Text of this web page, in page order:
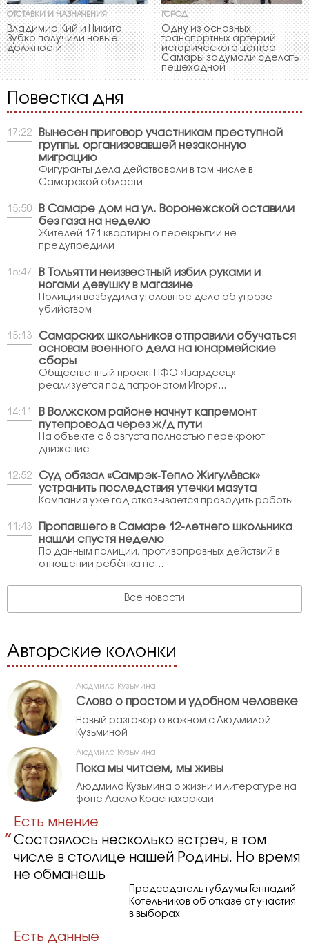
ОТСТАВКИ И НАЗНАЧЕНИЯ
Владимир Кий и Никита
Зубко получили новые
должности
ГОРОД
Одну из основных
транспортных артерий
исторического центра
Самары задумали сделать
пешеходной
Повестка дня
17:22
Вынесен приговор участникам преступной
группы, организовавшей незаконную
миграцию
Фигуранты дела действовали в том числе в
Самарской области
15:50
В Самаре дом на ул. Воронежской оставили
без газа на неделю
Жителей 171 квартиры о перекрытии не
предупредили
15:47
В Тольятти неизвестный избил руками и
ногами девушку в магазине
Полиция возбудила уголовное дело об угрозе
убийством
15:13
Самарских школьников отправили обучаться
основам военного дела на юнармейские
сборы
Общественный проект ПФО «Гвардеец»
реализуется под патронатом Игоря...
14:11
В Волжском районе начнут капремонт
путепровода через ж/д пути
На объекте с 8 августа полностью перекроют
движение
12:52
Суд обязал «Самрэк‑Тепло Жигулёвск»
устранить последствия утечки мазута
Компания уже год отказывается проводить работы
11:43
Пропавшего в Самаре 12-летнего школьника
нашли спустя неделю
По данным полиции, противоправных действий в
отношении ребёнка не...
Все новости
Авторские колонки
Людмила Кузьмина
Слово о простом и удобном человеке
Новый разговор о важном с Людмилой
Кузьминой
Людмила Кузьмина
Пока мы читаем, мы живы
Людмила Кузьмина о жизни и литературе на
фоне Ласло Краснахоркаи
Есть мнение
Состоялось несколько встреч, в том
числе в столице нашей Родины. Но время
не обманешь
Председатель губдумы Геннадий
Котельников об отказе от участия
в выборах
Есть данные